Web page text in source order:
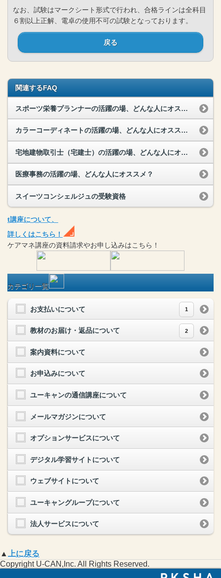
なお、試験はマークシート形式で行われ、合格ラインは全科目
６割以上正解、電卓の使用不可の試験となっております。
戻る
関連するFAQ
スポーツ栄養プランナーの活躍の場、どんな人にオススメ？
カラーコーディネートの活躍の場、どんな人にオススメ？
宅地建物取引士（宅建士）の活躍の場、どんな人にオススメ？
医療事務の活躍の場、どんな人にオススメ？
スイーツコンシェルジュの受験資格
t講座について、
詳しくはこちら！
ケアマネ講座の資料請求やお申し込みはこちら！
カテゴリ一覧
お支払いについて 1
教材のお届け・返品について 2
案内資料について
お申込みについて
ユーキャンの通信講座について
メールマガジンについて
オプションサービスについて
デジタル学習サイトについて
ウェブサイトについて
ユーキャングループについて
法人サービスについて
▲
上に戻る
Copyright U-CAN,Inc. All Rights Reserved.